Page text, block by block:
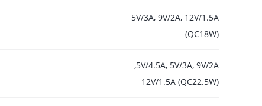
5V/3A, 9V/2A, 12V/1.5A
(QC18W)
5V/4.5A, 5V/3A, 9V/2A,
12V/1.5A (QC22.5W)